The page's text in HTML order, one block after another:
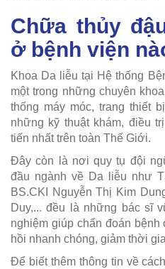
Chữa thủy
ở bệnh viện
Khoa Da liễu tại Hệ thống
một trong những chuyên
thống máy móc, trang thiết
những kỹ thuật khám, điều
tiến nhất trên toàn Thế Giới.
Đây còn là nơi quy tụ đội
đầu ngành về Da liễu như
BS.CKI Nguyễn Thị Kim
Duy,... đều là những bác sĩ
nghiệm giúp chẩn đoán
hồi nhanh chóng, giảm thời
Để biết thêm thông tin về